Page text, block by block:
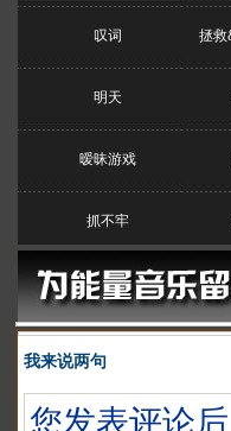
叹词 拯救
明天
暧昧游戏
抓不牢
我来说两句